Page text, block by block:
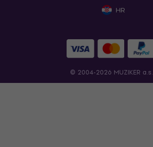
HR
© 2004-2026 MUZIKER a.s.